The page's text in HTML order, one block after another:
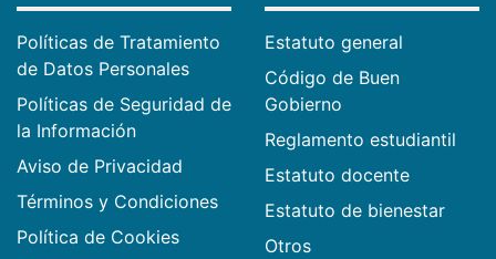
Políticas de Tratamiento
de Datos Personales
Políticas de Seguridad de
la Información
Aviso de Privacidad
Términos y Condiciones
Política de Cookies
Estatuto general
Código de Buen
Gobierno
Reglamento estudiantil
Estatuto docente
Estatuto de bienestar
Otros